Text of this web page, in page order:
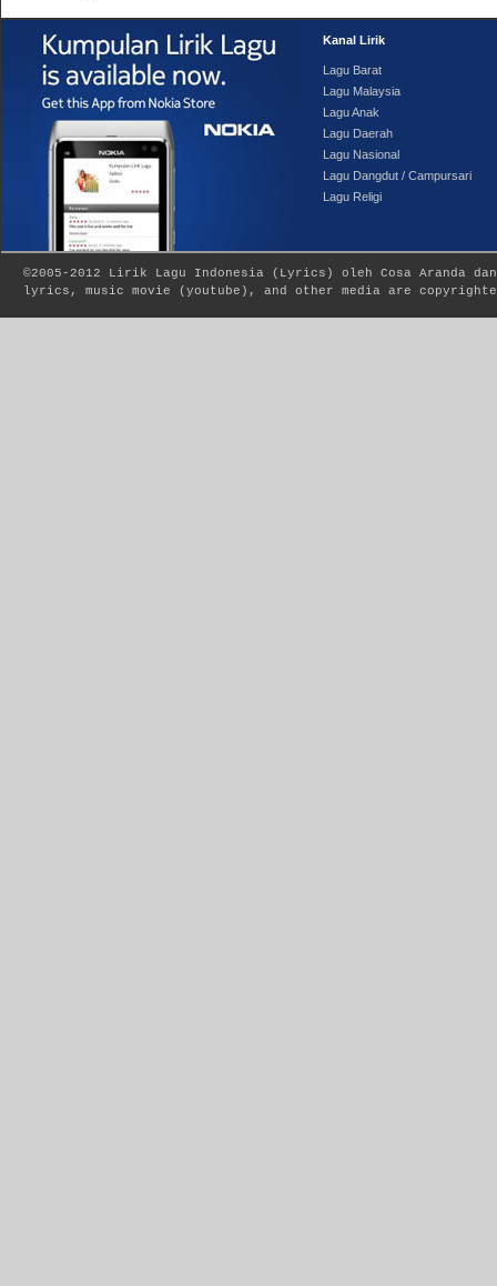
Kanal Lirik
Lagu Barat
Lagu Malaysia
Lagu Anak
Lagu Daerah
Lagu Nasional
Lagu Dangdut / Campursari
Lagu Religi
©2005-2012 Lirik Lagu Indonesia ( Lyrics ) oleh Cosa Aranda
lyrics, music movie (youtube), and other media are